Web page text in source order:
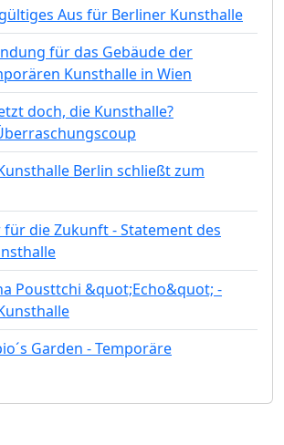
Aus für Berliner Kunsthalle
für das Gebäude der
Kunsthalle in Wien
doch, die Kunsthalle?
Berlin schließt zum
die Zukunft - Statement des
Pousttchi &quot;Echo&quot; -
Garden - Temporäre